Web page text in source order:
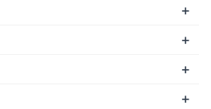
+
+
+
+